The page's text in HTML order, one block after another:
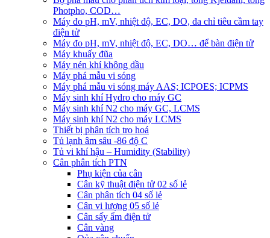
Photpho, COD…
Máy đo pH, mV, nhiệt độ, EC, DO, đa chỉ tiêu cầm tay
điện tử
Máy đo pH, mV, nhiệt độ, EC, DO… để bàn điện tử
Máy khuấy đũa
Máy nén khí không dầu
Máy phá mẫu vi sóng
Máy phá mẫu vi sóng máy AAS; ICPOES; ICPMS
Máy sinh khí Hydro cho máy GC
Máy sinh khí N2 cho máy GC, LCMS
Máy sinh khí N2 cho máy LCMS
Thiết bị phân tích tro hoá
Tủ lạnh âm sâu -86 độ C
Tủ vi khí hậu – Humidity (Stability)
Cân phân tích PTN
Phụ kiện của cân
Cân kỹ thuật điện tử 02 số lẻ
Cân phân tích 04 số lẻ
Cân vi lượng 05 số lẻ
Cân sấy ẩm điện tử
Cân vàng